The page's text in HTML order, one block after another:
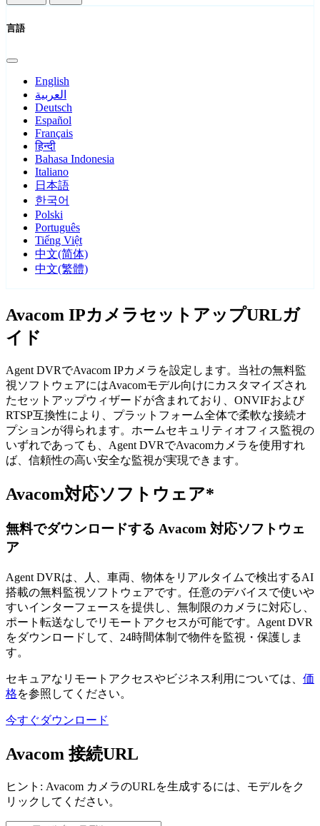
言語
English
العربية
Deutsch
Español
Français
हिन्दी
Bahasa Indonesia
Italiano
日本語
한국어
Polski
Português
Tiếng Việt
中文(简体)
中文(繁體)
Avacom IPカメラセットアップURLガ
イド
Agent DVRでAvacom IPカメラを設定します。当社の無料監
視ソフトウェアにはAvacomモデル向けにカスタマイズされ
たセットアップウィザードが含まれており、ONVIFおよび
RTSP互換性により、プラットフォーム全体で柔軟な接続オ
プションが得られます。ホームセキュリティオフィス監視の
いずれであっても、Agent DVRでAvacomカメラを使用すれ
ば、信頼性の高い安全な監視が実現できます。
Avacom対応ソフトウェア*
無料でダウンロードする Avacom 対応ソフトウェ
ア
Agent DVRは、人、車両、物体をリアルタイムで検出するAI
搭載の無料監視ソフトウェアです。任意のデバイスで使いや
すいインターフェースを提供し、無制限のカメラに対応し、
ポート転送なしでリモートアクセスが可能です。Agent DVR
をダウンロードして、24時間体制で物件を監視・保護しま
す。
セキュアなリモートアクセスやビジネス利用については、 価
格を参照してください。
今すぐダウンロード
Avacom 接続URL
ヒント: Avacom カメラのURLを生成するには、モデルをク
リックしてください。